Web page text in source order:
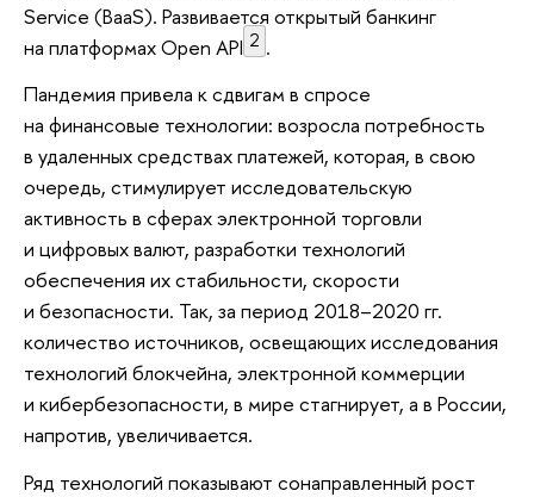
Service (BaaS). Развивается открытый банкинг
на платформах Open API 2 .
Пандемия привела к сдвигам в спросе
на финансовые технологии: возросла потребность
в удаленных средствах платежей, которая, в свою
очередь, стимулирует исследовательскую
активность в сферах электронной торговли
и цифровых валют, разработки технологий
обеспечения их стабильности, скорости
и безопасности. Так, за период 2018–2020 гг.
количество источников, освещающих исследования
технологий блокчейна, электронной коммерции
и кибербезопасности, в мире стагнирует, а в России,
напротив, увеличивается.
Ряд технологий показывают сонаправленный рост